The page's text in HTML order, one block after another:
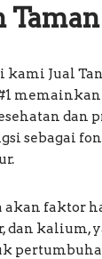
kami Jual
dan
sebagai
faktor
dan kalium,